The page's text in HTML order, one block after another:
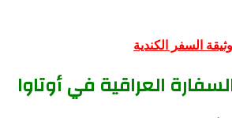
السفر الكندية
العراقية في أوتاوا